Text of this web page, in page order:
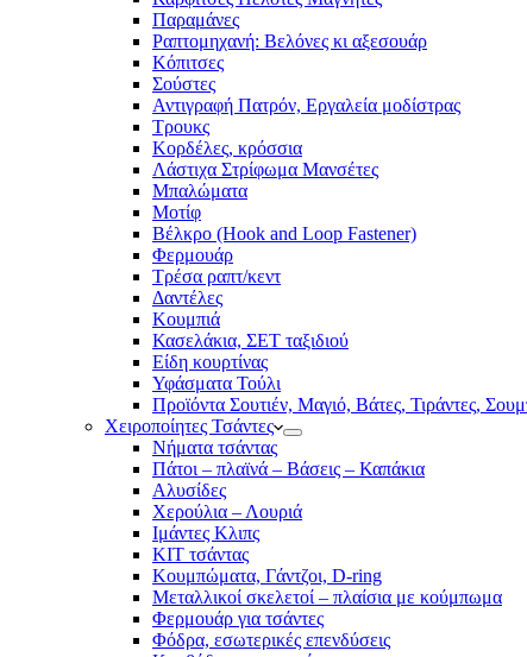
Παραμάνες
Ραπτομηχανή: Βελόνες κι αξεσουάρ
Κόπιτσες
Σούστες
Αντιγραφή Πατρόν, Εργαλεία μοδίστρας
Τρουκς
Κορδέλες, κρόσσια
Λάστιχα Στρίφωμα Μανσέτες
Μπαλώματα
Mοτίφ
Βέλκρο (Hook and Loop Fastener)
Φερμουάρ
Τρέσα ραπτ/κεντ
Δαντέλες
Κουμπιά
Κασελάκια, ΣΕΤ ταξιδιού
Είδη κουρτίνας
Υφάσματα Τούλι
Προϊόντα Σουτιέν, Μαγιό, Βάτες, Τιράντες,
Χειροποίητες Τσάντες
Νήματα τσάντας
Πάτοι – πλαϊνά – Βάσεις – Καπάκια
Αλυσίδες
Χερούλια – Λουριά
Ιμάντες Κλιπς
ΚΙΤ τσάντας
Κουμπώματα, Γάντζοι, D-ring
Μεταλλικοί σκελετοί – πλαίσια με κούμπωμα
Φερμουάρ για τσάντες
Φόδρα, εσωτερικές επενδύσεις